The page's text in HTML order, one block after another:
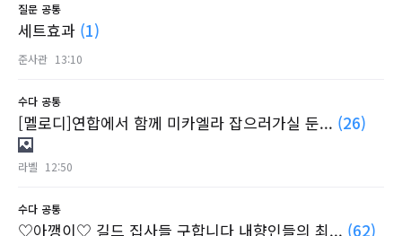
질문 공통
세트효과 (1)
준사관 13:10
수다 공통
[멜로디]연합에서 함께 미카엘라 잡으러가실 둔... (26)
라벨 12:50
수다 공통
♡아깽이♡ 길드 집사들 구합니다 내향인들의 최... (62)